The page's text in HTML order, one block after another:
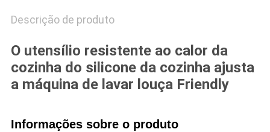
Descrição de produto
O utensílio resistente ao calor da
cozinha do silicone da cozinha ajusta
a máquina de lavar louça Friendly
Informações sobre o produto